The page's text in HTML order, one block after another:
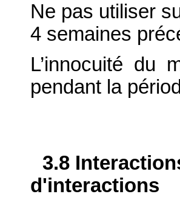
Ne pas utiliser
4 semaines
L’innocuité du
pendant la
3.8
d'interactions